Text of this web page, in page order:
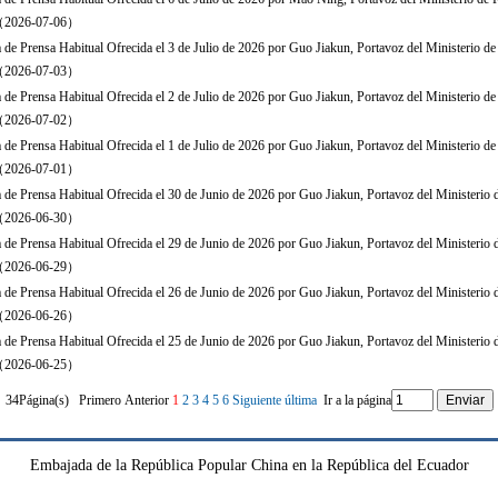
07-06）
de Prensa Habitual Ofrecida el 3 de Julio de 2026 por Guo Jiakun, Portavoz del Ministerio de
07-03）
de Prensa Habitual Ofrecida el 2 de Julio de 2026 por Guo Jiakun, Portavoz del Ministerio de
07-02）
de Prensa Habitual Ofrecida el 1 de Julio de 2026 por Guo Jiakun, Portavoz del Ministerio de
07-01）
de Prensa Habitual Ofrecida el 30 de Junio de 2026 por Guo Jiakun, Portavoz del Ministerio
06-30）
de Prensa Habitual Ofrecida el 29 de Junio de 2026 por Guo Jiakun, Portavoz del Ministerio
06-29）
de Prensa Habitual Ofrecida el 26 de Junio de 2026 por Guo Jiakun, Portavoz del Ministerio
06-26）
de Prensa Habitual Ofrecida el 25 de Junio de 2026 por Guo Jiakun, Portavoz del Ministerio
06-25）
34Página(s) Primero Anterior 1 2 3 4 5 6 Siguiente última Ir a la página
Embajada de la República Popular China en la República del Ecuador